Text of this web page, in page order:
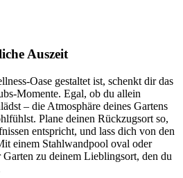
Auszeit
Oase gestaltet ist, schenkt dir das
Momente. Egal, ob du allein
– die Atmosphäre deines Gartens
Plane deinen Rückzugsort so,
entspricht, und lass dich von den
einem Stahlwandpool oval oder
zu deinem Lieblingsort, den du